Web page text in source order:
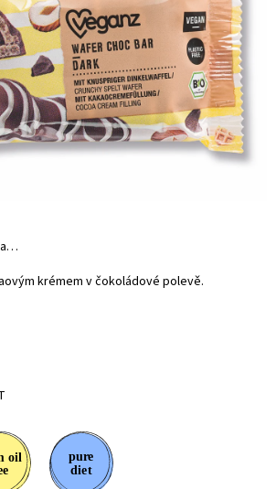
krémem v čokoládové polevě.